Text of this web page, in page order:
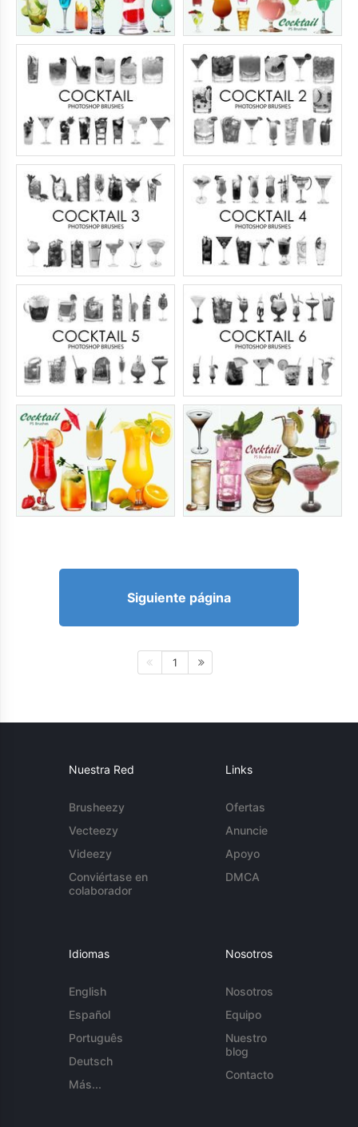
Siguiente página
1
Nuestra Red
Brusheezy
Vecteezy
Videezy
Conviértase en
colaborador
Links
Ofertas
Anuncie
Apoyo
DMCA
Idiomas
English
Español
Português
Deutsch
Más...
Nosotros
Nosotros
Equipo
Nuestro
blog
Contacto